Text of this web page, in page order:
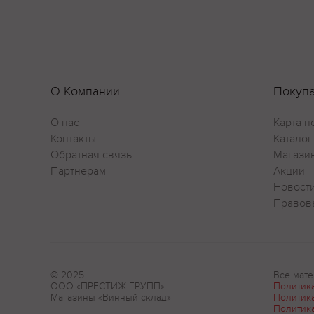
О Компании
О нас
Контакты
Обратная связь
Партнерам
Карта
Каталог
Акции
Новости
© 2025
ООО «ПРЕСТИЖ ГРУПП»
Магазины «Винный склад»
Все